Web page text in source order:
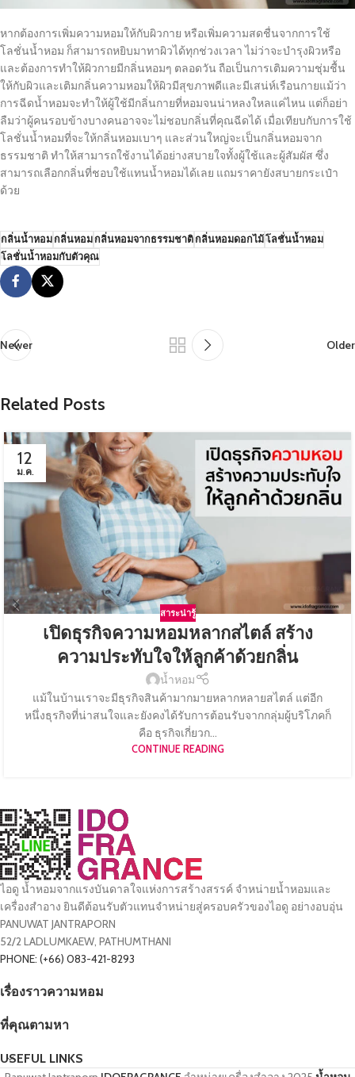
หากต้องการเพิ่มความหอมให้กับผิวกาย หรือเพิ่มความสดชื่นจากการใช้
โลชั่นน้ำหอม ก็สามารถหยิบมาทาผิวได้ทุกช่วงเวลา ไม่ว่าจะบำรุงผิวหรือ
และต้องการทำให้ผิวกายมีกลิ่นหอมๆ ตลอดวัน ถือเป็นการเติมความชุ่มชื้น
ให้กับผิวและเติมกลิ่นความหอมให้ผิวมีสุขภาพดีและมีเสน่ห์เรือนกายแม้ว่า
การฉีดน้ำหอมจะทำให้ผู้ใช้มีกลิ่นกายที่หอมจนน่าหลงใหลแค่ไหน แต่ก็อย่า
ลืมว่าผู้คนรอบข้างบางคนอาจจะไม่ชอบกลิ่นที่คุณฉีดได้ เมื่อเทียบกับการใช้
โลชั่นน้ำหอมที่จะให้กลิ่นหอมเบาๆ และส่วนใหญ่จะเป็นกลิ่นหอมจาก
ธรรมชาติ ทำให้สามารถใช้งานได้อย่างสบายใจทั้งผู้ใช้และผู้สัมผัส ซึ่ง
สามารถเลือกกลิ่นที่ชอบใช้แทนน้ำหอมได้เลย แถมราคายังสบายกระเป๋า
ด้วย
กลิ่นน้ำหอมกลิ่นหอมกลิ่นหอมจากธรรมชาติกลิ่นหอมดอกไม้โลชั่นน้ำหอม
โลชั่นน้ำหอมกับตัวคุณ
Newer Older
Related Posts
12
ม.ค.
สาระน่ารู้
เปิดธุรกิจความหอมหลากสไตล์ สร้าง
ความประทับใจให้ลูกค้าด้วยกลิ่น
น้ำหอม
แม้ในบ้านเราจะมีธุรกิจสินค้ามากมายหลากหลายสไตล์ แต่อีก
หนึ่งธุรกิจที่น่าสนใจและยังคงได้รับการต้อนรับจากกลุ่มผู้บริโภคก็
คือ ธุรกิจเกี่ยวก...
CONTINUE READING
ไอดู น้ำหอมจากแรงบันดาลใจแห่งการสร้างสรรค์ จำหน่ายน้ำหอมและ
เครื่องสำอาง ยินดีต้อนรับตัวแทนจำหน่ายสู่ครอบครัวของไอดู อย่างอบอุ่น
PANUWAT JANTRAPORN
52/2 LADLUMKAEW, PATHUMTHANI
PHONE: (+66) 083-421-8293
เรื่องราวความหอม
ที่คุณตามหา
USEFUL LINKS